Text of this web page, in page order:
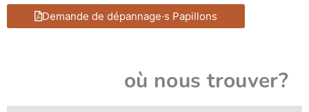
Demande de dépannage·s Papillons
où nous trouver?